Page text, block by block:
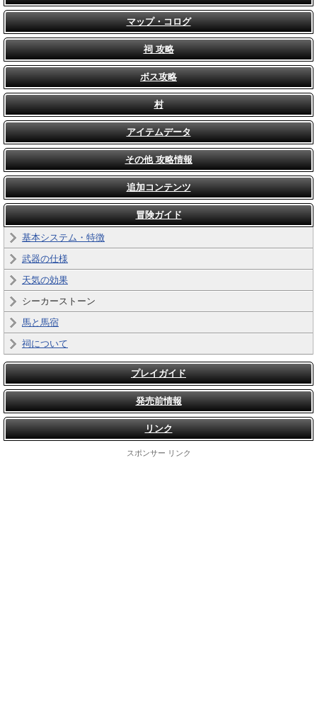
マップ・コログ
祠 攻略
ボス攻略
村
アイテムデータ
その他 攻略情報
追加コンテンツ
冒険ガイド
基本システム・特徴
武器の仕様
天気の効果
シーカーストーン
馬と馬宿
祠について
プレイガイド
発売前情報
リンク
スポンサー リンク